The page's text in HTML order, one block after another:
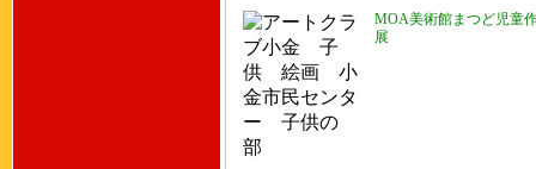
MOA美術館まつど児童
展